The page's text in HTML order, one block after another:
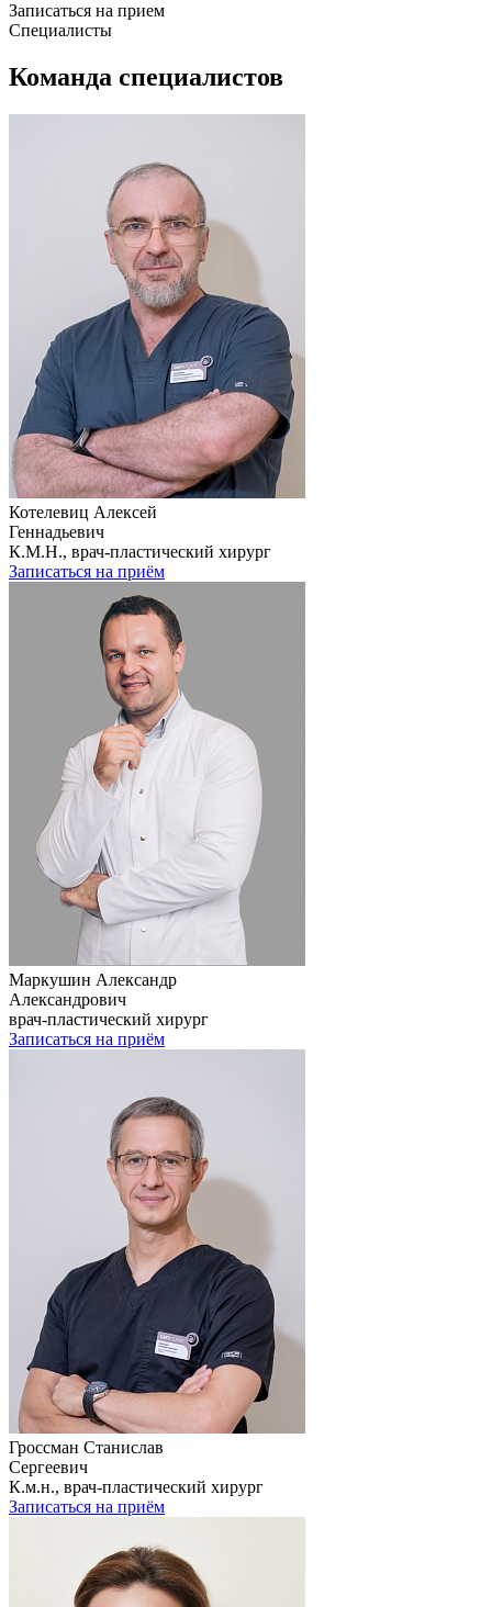
Записаться на прием
Специалисты
Команда специалистов
Котелевиц Алексей
Геннадьевич
К.М.Н., врач-пластический хирург
Записаться на приём
Маркушин Александр
Александрович
врач-пластический хирург
Записаться на приём
Гроссман Станислав
Сергеевич
К.м.н., врач-пластический хирург
Записаться на приём